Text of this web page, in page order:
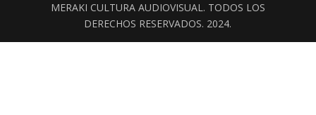
MERAKI CULTURA AUDIOVISUAL. TODOS LOS
DERECHOS RESERVADOS. 2024.